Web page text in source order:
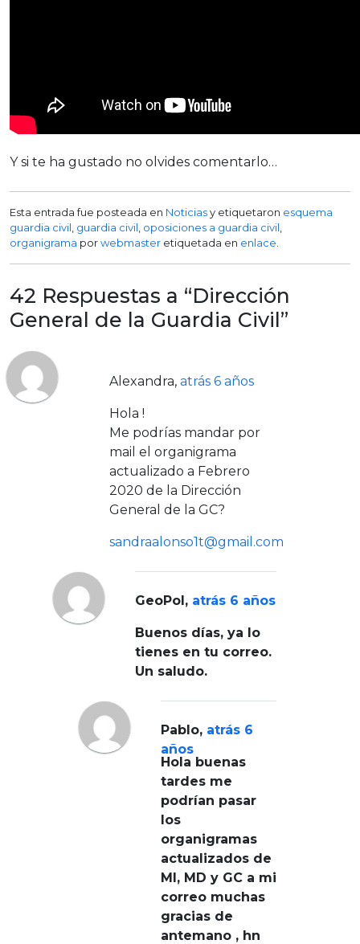
Y si te ha gustado no olvides comentarlo…
Esta entrada fue posteada en Noticiasy etiquetaron esquema
guardia civil guardia civil oposiciones a guardia civil
organigrama porwebmaster etiquetada en enlace
42 Respuestas a “Dirección
General de la Guardia Civil”
Alexandra, atrás 6 años
Hola !
Me podrías mandar por
mail el organigrama
actualizado a Febrero
2020 de la Dirección
General de la GC?
sandraalonso1t@gmail.com
GeoPol, atrás 6 años
Buenos días, ya lo
tienes en tu correo.
Un saludo.
Pablo, atrás 6
años
Hola buenas
tardes me
podrían pasar
los
organigramas
actualizados de
MI, MD y GC a mi
correo muchas
gracias de
antemano , hn